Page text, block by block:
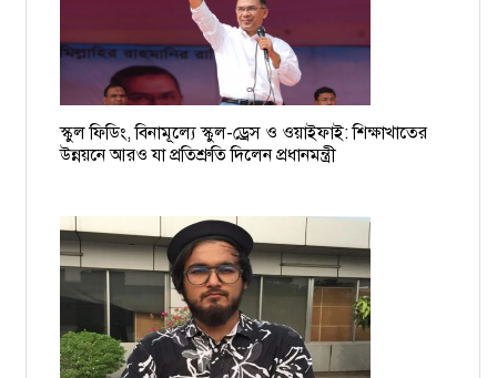
চাঁদাবাজের তালিকা হচ্ছে, দুই-তিনদিনের মধ্যে গ্রেপ্তার শুরু: ডিএমপি
১৯ বাংলাদেশি নাবিকের বিরুদ্ধে গ্রেপ্তারি পরোয়ানা
ময়মনসিংহের সমন্বয়ক আশিকুরকে হত্যার হুমকি, থানায় জিডি
স্কুল ফিডিং, বিনামূল্যে স্কুল-ড্রেস ও ওয়াইফাই: শিক্ষাখাতের
উন্নয়নে আরও যা প্রতিশ্রুতি দিলেন প্রধানমন্ত্রী